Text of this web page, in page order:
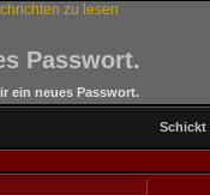
Passwort.
ein neues Passwort.
Schickt